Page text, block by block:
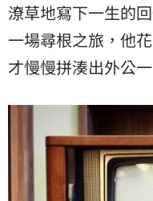
潦草地寫下一生的
一場尋根之旅，他
才慢慢拼湊出外公